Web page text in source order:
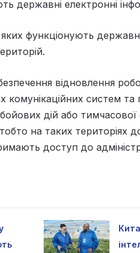
державні електронні
функціонують
відновлення
комунікаційних систем та
дій або тимчасової
на таких територіях
доступ до